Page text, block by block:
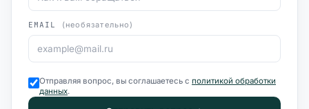
EMAIL (необязательно)
Отправляя вопрос, вы соглашаетесь с политикой обработки
данных.